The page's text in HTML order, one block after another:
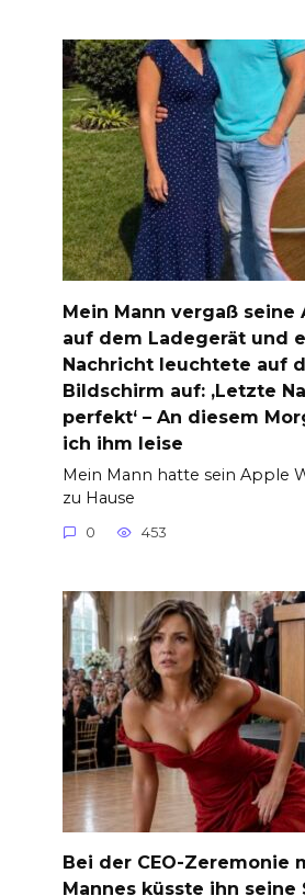
Mein Mann vergaß seine
auf dem Ladegerät und
Nachricht leuchtete auf
Bildschirm auf: ‚Letzte
perfekt‘ – An diesem
ich ihm leise
Mein Mann hatte sein Apple
zu Hause
0 453
Bei der CEO-Zeremonie
Mannes küsste ihn seine